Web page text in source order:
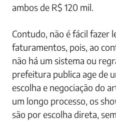
ambos de R$ 120 mil.
Contudo, não é fácil fazer
faturamentos, pois, ao
não há um sistema ou
prefeitura publica age de
escolha e negociação do
um longo processo, os
são por escolha direta,